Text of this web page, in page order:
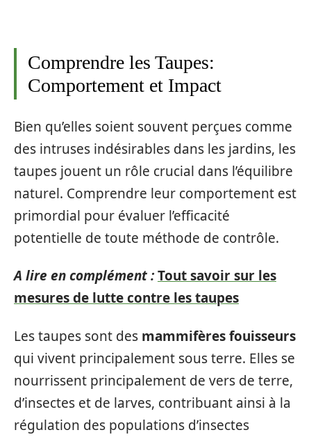
Comprendre les Taupes:
Comportement et Impact
Bien qu’elles soient souvent perçues comme
des intruses indésirables dans les jardins, les
taupes jouent un rôle crucial dans l’équilibre
naturel. Comprendre leur comportement est
primordial pour évaluer l’efficacité
potentielle de toute méthode de contrôle.
A lire en complément :Tout savoir sur les
mesures de lutte contre les taupes
Les taupes sont des mammifères fouisseurs
qui vivent principalement sous terre. Elles se
nourrissent principalement de vers de terre,
d’insectes et de larves, contribuant ainsi à la
régulation des populations d’insectes